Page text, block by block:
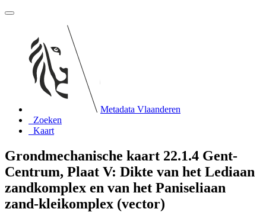
Metadata Vlaanderen
Zoeken
Kaart
Grondmechanische kaart 22.1.4 Gent-
Centrum, Plaat V: Dikte van het Lediaan
zandkomplex en van het Paniseliaan
zand-kleikomplex (vector)